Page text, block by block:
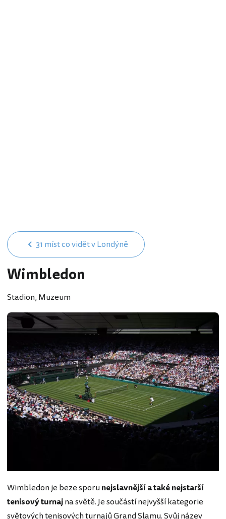
31 míst co vidět v Londýně
Wimbledon
Stadion, Muzeum
Wimbledon je beze sporunejslavnější a také nejstarší
tenisový turnajna světě. Je součástí nejvyšší kategorie
světových tenisových turnajů Grand Slamu. Svůj název